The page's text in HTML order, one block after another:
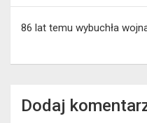
86 lat temu wybuchła
Dodaj